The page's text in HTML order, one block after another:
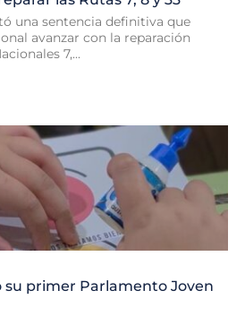
una sentencia definitiva que
avanzar con la reparación
7,...
su primer Parlamento Joven